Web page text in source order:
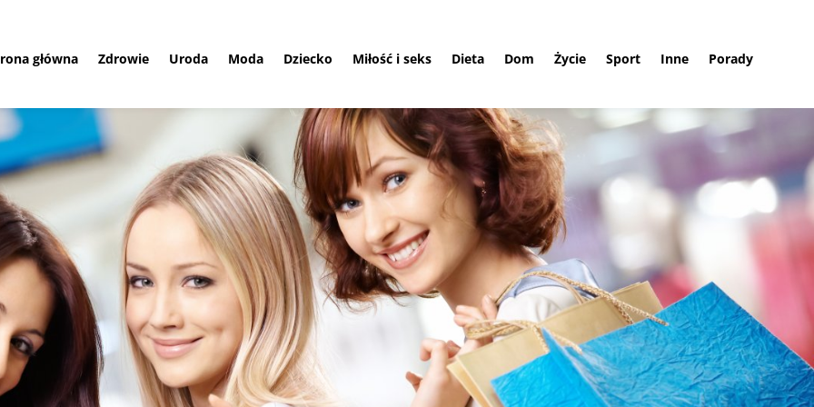
główna Zdrowie Uroda Moda Dziecko Miłość i seks Dieta Dom Życie Sport Inne Porady